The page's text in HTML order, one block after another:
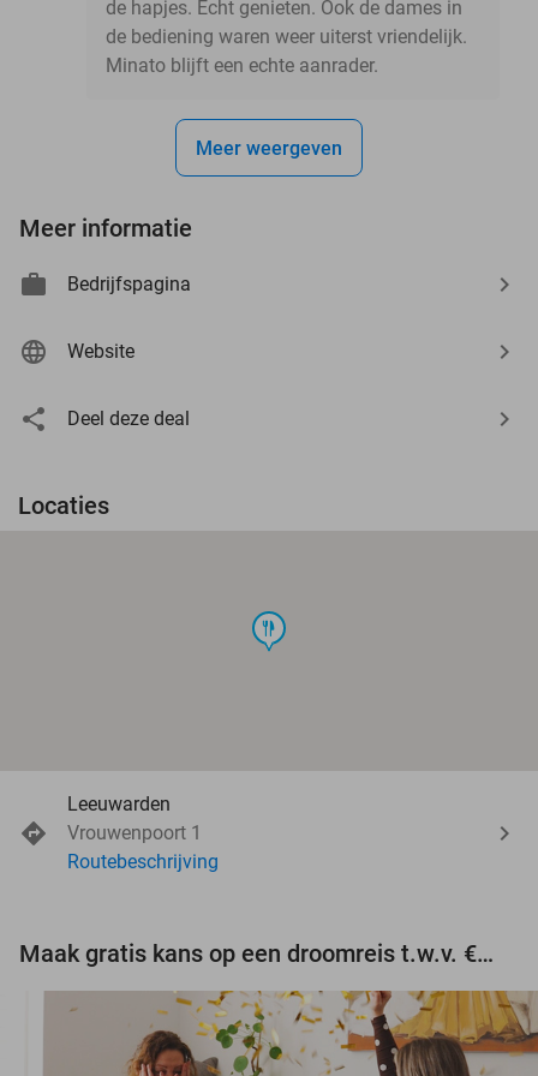
de hapjes. Echt genieten. Ook de dames in
de bediening waren weer uiterst vriendelijk.
Minato blijft een echte aanrader.
Meer weergeven
Meer informatie
Bedrijfspagina
Website
Deel deze deal
Locaties
food
Leeuwarden
Vrouwenpoort 1
Routebeschrijving
Maak gratis kans op een droomreis t.w.v. €3.000!